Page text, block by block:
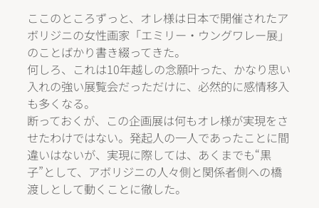
ここのところずっと、オレ様は日本で開催されたア
ボリジニの女性画家「エミリー・ウングワレー展」
のことばかり書き綴ってきた。
何しろ、これは10年越しの念願叶った、かなり思い
入れの強い展覧会だっただけに、必然的に感情移入
も多くなる。
断っておくが、この企画展は何もオレ様が実現をさ
せたわけではない。発起人の一人であったことに間
違いはないが、実現に際しては、あくまでも“黒
子”として、アボリジニの人々側と関係者側への橋
渡しとして動くことに徹した。